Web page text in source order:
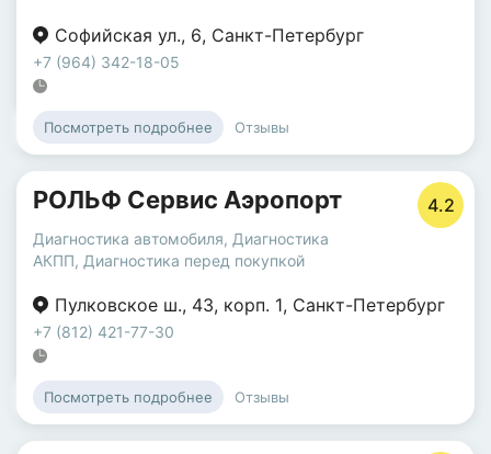
Софийская ул., 6, Санкт-Петербург
+7 (964) 342-18-05
Посмотреть подробнее Отзывы
РОЛЬФ Сервис Аэропорт 4.2
Диагностика автомобиля, Диагностика
АКПП, Диагностика перед покупкой
Пулковское ш., 43, корп. 1, Санкт-Петербург
+7 (812) 421-77-30
Посмотреть подробнее Отзывы